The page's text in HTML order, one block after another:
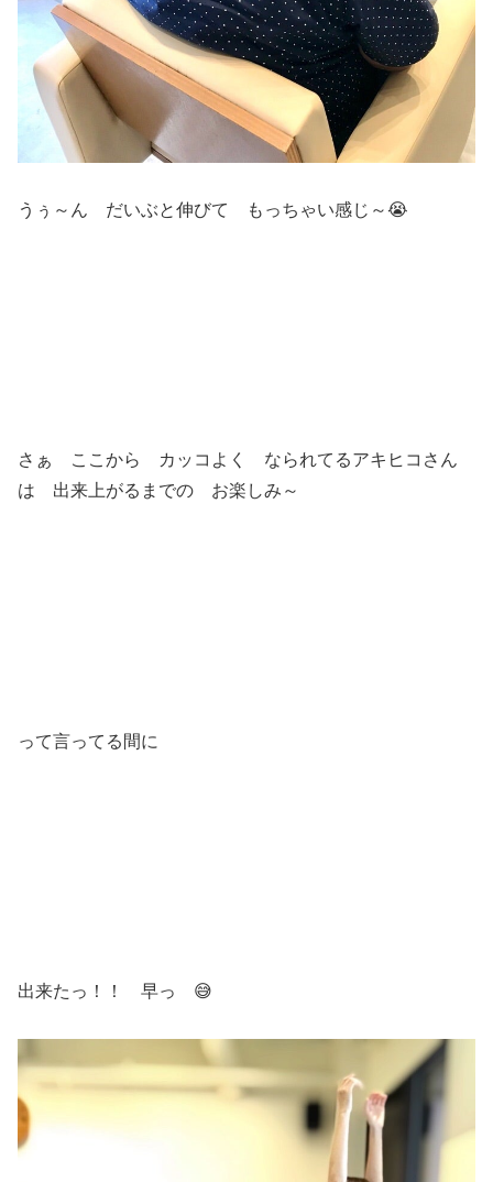
うぅ～ん だいぶと伸びて もっちゃい感じ～😭
さぁ ここから カッコよく なられてるアキヒコさん
は 出来上がるまでの お楽しみ～
って言ってる間に
出来たっ！！ 早っ 😅